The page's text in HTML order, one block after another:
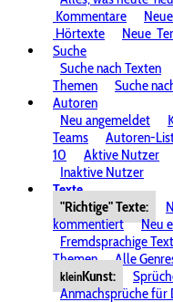
Kommentare
Neue
Hörtexte
Neue
Suche
Suche nach Texten
Themen
Suche
Autoren
Neu angemeldet
Teams
Autoren-
10
Aktive Nutzer
Inaktive Nutzer
Texte
"Richtige" Texte:
kommentiert
Neu
Fremdsprachige
Themen
Alle
kleinKunst:
Anmachsprüche für